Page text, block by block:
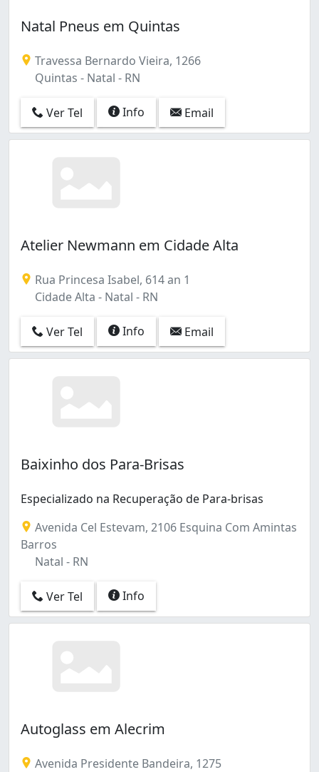
Natal Pneus em Quintas
Travessa Bernardo Vieira, 1266
Quintas - Natal - RN
Ver Tel Info Email
Atelier Newmann em Cidade Alta
Rua Princesa Isabel, 614 an 1
Cidade Alta - Natal - RN
Ver Tel Info Email
Baixinho dos Para-Brisas
Especializado na Recuperação de Para-brisas
Avenida Cel Estevam, 2106 Esquina Com Amintas
Barros
Natal - RN
Ver Tel Info
Autoglass em Alecrim
Avenida Presidente Bandeira, 1275